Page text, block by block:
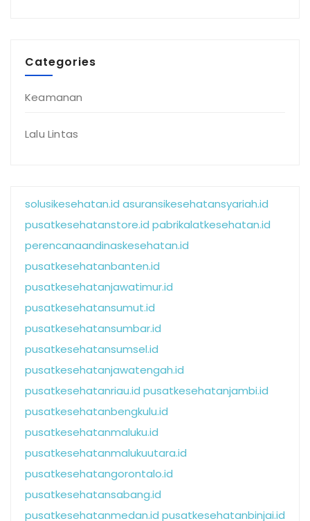
Categories
Keamanan
Lalu Lintas
solusikesehatan.id asuransikesehatansyariah.id
pusatkesehatanstore.id pabrikalatkesehatan.id
perencanaandinaskesehatan.id
pusatkesehatanbanten.id
pusatkesehatanjawatimur.id
pusatkesehatansumut.id
pusatkesehatansumbar.id
pusatkesehatansumsel.id
pusatkesehatanjawatengah.id
pusatkesehatanriau.id pusatkesehatanjambi.id
pusatkesehatanbengkulu.id
pusatkesehatanmaluku.id
pusatkesehatanmalukuutara.id
pusatkesehatangorontalo.id
pusatkesehatansabang.id
pusatkesehatanmedan.id pusatkesehatanbinjai.id